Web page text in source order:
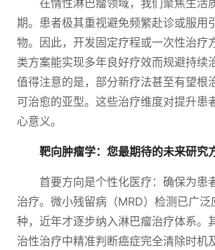
在惰性淋巴瘤领域，我们聚焦生活
期。患者极其重视避免频繁赴诊或服用
物。因此，开发固定疗程或一次性治疗
类方案能实现多年良好疗效而规避持续
值得注意的是，部分新疗法甚至有望根
可治愈的亚型。这些治疗维度对提升患
心意义。
靶向肿瘤学：您最期待的未来研究
首要方向是个性化医疗：确保为患
治疗。微小残留病（MRD）检测已广泛
种，近年才逐步纳入淋巴瘤治疗体系。
治性治疗中精准判断癌症完全清除时机